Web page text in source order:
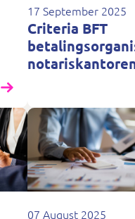
17 September 2025
Criteria BFT
07 August 2025